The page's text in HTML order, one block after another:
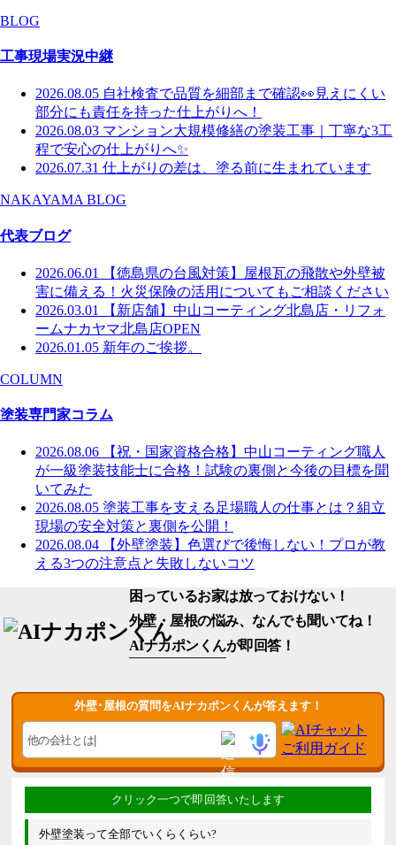
BLOG
工事現場実況中継
2026.08.05 自社検査で品質を細部まで確認👀見えにくい
部分にも責任を持った仕上がりへ！
2026.08.03 マンション大規模修繕の塗装工事｜丁寧な3工
程で安心の仕上がりへ✨
2026.07.31 仕上がりの差は、塗る前に生まれています
NAKAYAMA BLOG
代表ブログ
2026.06.01
【徳島県の台風対策】屋根瓦の飛散や外壁被
害に備える！火災保険の活用についてもご相談ください
2026.03.01
【新店舗】中山コーティング北島店・リフォ
ームナカヤマ北島店OPEN
2026.01.05 新年のご挨拶。
COLUMN
塗装専門家コラム
2026.08.06
【祝・国家資格合格】中山コーティング職人
が一級塗装技能士に合格！試験の裏側と今後の目標を聞
いてみた
2026.08.05 塗装工事を支える足場職人の仕事とは？組立
現場の安全対策と裏側を公開！
2026.08.04
【外壁塗装】色選びで後悔しない！プロが教
える3つの注意点と失敗しないコツ
困っているお家は放っておけない！
外壁・屋根の悩み、なんでも聞いてね！
AIナカポンくんが即回答！
外壁･屋根の質問をAIナカポンくんが答えます！
外壁塗装って全部でいくらくらい?